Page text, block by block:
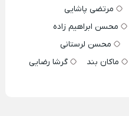
مرتضی پاشایی
محسن ابراهیم زاده
محسن لرستانی
ماکان بند
گرشا رضایی